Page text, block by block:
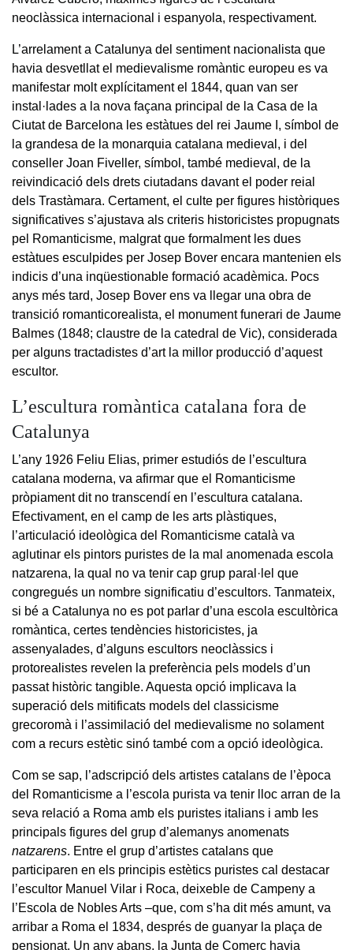
neoclàssica internacional i espanyola, respectivament.
L’arrelament a Catalunya del sentiment nacionalista que
havia desvetllat el medievalisme romàntic europeu es va
manifestar molt explícitament el 1844, quan van ser
instal·lades a la nova façana principal de la Casa de la
Ciutat de Barcelona les estàtues del rei Jaume I, símbol de
la grandesa de la monarquia catalana medieval, i del
conseller Joan Fiveller, símbol, també medieval, de la
reivindicació dels drets ciutadans davant el poder reial
dels Trastàmara. Certament, el culte per figures històriques
significatives s’ajustava als criteris historicistes propugnats
pel Romanticisme, malgrat que formalment les dues
estàtues esculpides per Josep Bover encara mantenien els
indicis d’una inqüestionable formació acadèmica. Pocs
anys més tard, Josep Bover ens va llegar una obra de
transició romanticorealista, el monument funerari de Jaume
Balmes (1848; claustre de la catedral de Vic), considerada
per alguns tractadistes d’art la millor producció d’aquest
escultor.
L’escultura romàntica catalana fora de
Catalunya
L’any 1926 Feliu Elias, primer estudiós de l’escultura
catalana moderna, va afirmar que el Romanticisme
pròpiament dit no transcendí en l’escultura catalana.
Efectivament, en el camp de les arts plàstiques,
l’articulació ideològica del Romanticisme català va
aglutinar els pintors puristes de la mal anomenada escola
natzarena, la qual no va tenir cap grup paral·lel que
congregués un nombre significatiu d’escultors. Tanmateix,
si bé a Catalunya no es pot parlar d’una escola escultòrica
romàntica, certes tendències historicistes, ja
assenyalades, d’alguns escultors neoclàssics i
protorealistes revelen la preferència pels models d’un
passat històric tangible. Aquesta opció implicava la
superació dels mitificats models del classicisme
grecoromà i l’assimilació del medievalisme no solament
com a recurs estètic sinó també com a opció ideològica.
Com se sap, l’adscripció dels artistes catalans de l’època
del Romanticisme a l’escola purista va tenir lloc arran de la
seva relació a Roma amb els puristes italians i amb les
principals figures del grup d’alemanys anomenats
natzarens. Entre el grup d’artistes catalans que
participaren en els principis estètics puristes cal destacar
l’escultor Manuel Vilar i Roca, deixeble de Campeny a
l’Escola de Nobles Arts –que, com s’ha dit més amunt, va
arribar a Roma el 1834, després de guanyar la plaça de
pensionat. Un any abans, la Junta de Comerç havia